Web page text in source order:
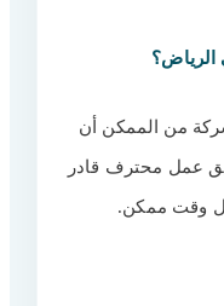
من الممكن أن
عمل محترف قادر
وقت ممكن.